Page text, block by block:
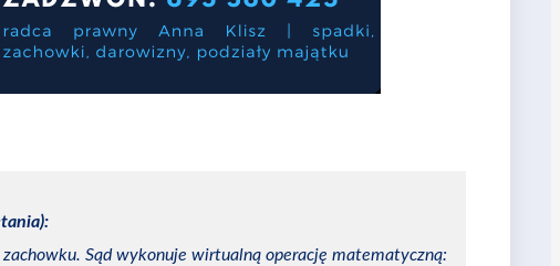
Sąd wykonuje wirtualną operację matematyczną: